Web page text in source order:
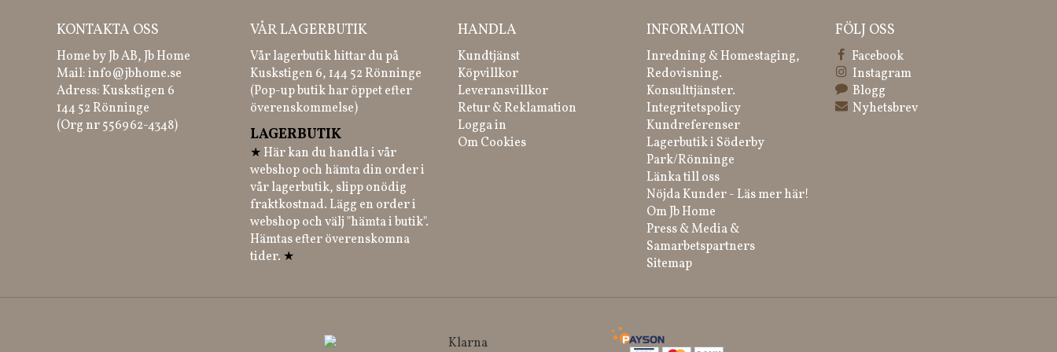
KONTAKTA OSS
Home by Jb AB, Jb Home
Mail:info@jbhome.se
Adress: Kuskstigen 6
144 52 Rönninge
(Org nr 556962-4348)
VÅR LAGERBUTIK
Vår lagerbutik hittar du på
Kuskstigen 6, 144 52 Rönninge
(Pop-up butik har öppet efter
överenskommelse)
LAGERBUTIK
★ Här kan du handla i vår
webshop och hämta din order i
vår lagerbutik, slipp onödig
fraktkostnad. Lägg en order i
webshop och välj "hämta i butik".
Hämtas efter överenskomna
tider. ★
HANDLA
Kundtjänst
Köpvillkor
Leveransvillkor
Retur & Reklamation
Logga in
Om Cookies
INFORMATION
Inredning & Homestaging,
Redovisning.
Konsulttjänster.
Integritetspolicy
Kundreferenser
Lagerbutik i Söderby
Park/Rönninge
Länka till oss
Nöjda Kunder - Läs mer här!
Om Jb Home
Press & Media &
Samarbetspartners
Sitemap
FÖLJ OSS
Facebook
Instagram
Blogg
Nyhetsbrev